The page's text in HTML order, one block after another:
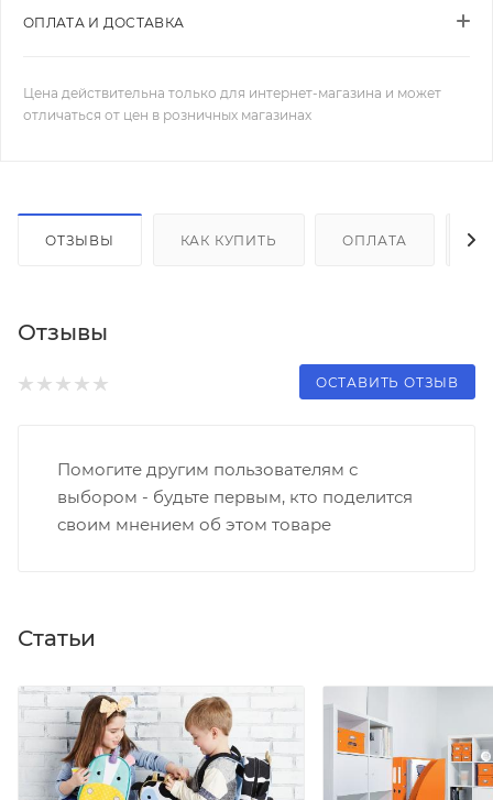
ОПЛАТА И ДОСТАВКА
Цена действительна только для интернет-магазина и может
отличаться от цен в розничных магазинах
ОТЗЫВЫ КАК КУПИТЬ ОПЛАТА
Отзывы
ОСТАВИТЬ ОТЗЫВ
Помогите другим пользователям с
выбором - будьте первым, кто поделится
своим мнением об этом товаре
Статьи